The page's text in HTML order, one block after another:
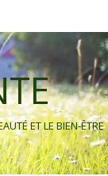
ET LE BIEN-ÊTRE